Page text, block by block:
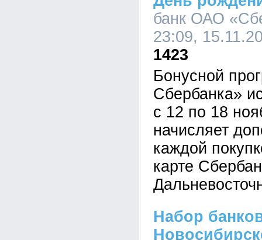
банк ОАО
23:09,
1423
Бонусной
Сбербанка»
с 12 по 18
начисляет
каждой
карте
Набор